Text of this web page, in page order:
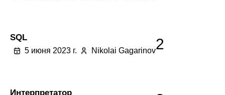
SQL
5 июня 2023 г. Nikolai Gagarinov2
Интерпретатор